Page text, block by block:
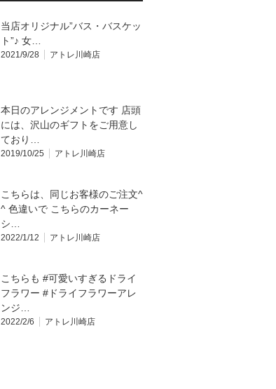
当店オリジナル”バス・バスケッ
ト”♪ 女…
2021/9/28 アトレ川崎店
本日のアレンジメントです 店頭
には、沢山のギフトをご用意し
ており…
2019/10/25 アトレ川崎店
こちらは、同じお客様のご注文^
^ 色違いで こちらのカーネー
シ…
2022/1/12 アトレ川崎店
こちらも #可愛いすぎるドライ
フラワー #ドライフラワーアレ
ンジ…
2022/2/6 アトレ川崎店